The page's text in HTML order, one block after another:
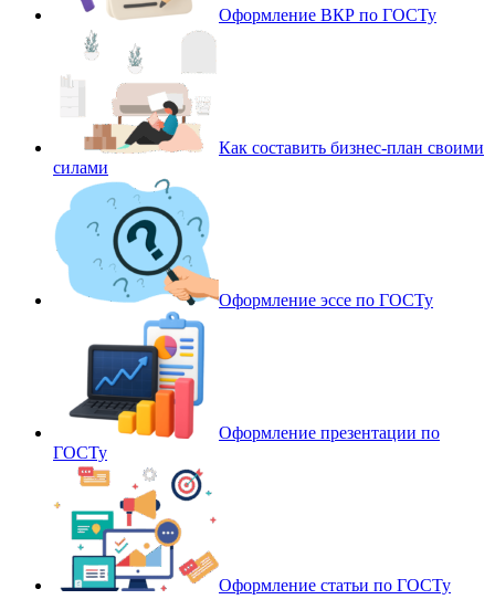
Оформление ВКР по ГОСТу
Как составить бизнес-план своими
силами
Оформление эссе по ГОСТу
Оформление презентации по
ГОСТу
Оформление статьи по ГОСТу